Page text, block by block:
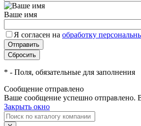
Ваше имя
Я согласен на обработку
* - Поля, обязательные для заполнения
Сообщение отправлено
Ваше сообщение успешно отправлено.
Закрыть окно